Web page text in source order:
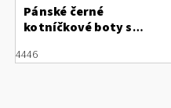
Pánské černé
kotníčkové boty s
úpravou Rieker F5401-
4446